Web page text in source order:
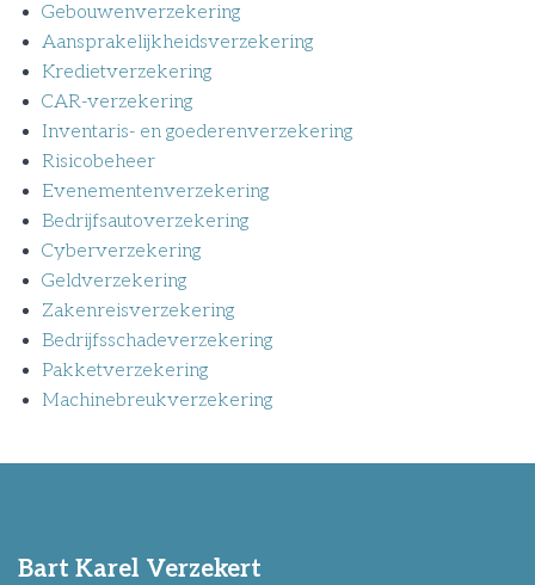
Gebouwenverzekering
Aansprakelijkheidsverzekering
Kredietverzekering
CAR-verzekering
Inventaris- en goederenverzekering
Risicobeheer
Evenementenverzekering
Bedrijfsautoverzekering
Cyberverzekering
Geldverzekering
Zakenreisverzekering
Bedrijfsschadeverzekering
Pakketverzekering
Machinebreukverzekering
Bart Karel Verzekert